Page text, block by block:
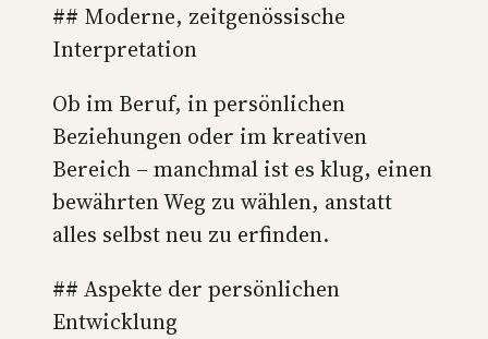
## Moderne, zeitgenössische
Interpretation
Ob im Beruf, in persönlichen
Beziehungen oder im kreativen
Bereich – manchmal ist es klug, einen
bewährten Weg zu wählen, anstatt
alles selbst neu zu erfinden.
## Aspekte der persönlichen
Entwicklung